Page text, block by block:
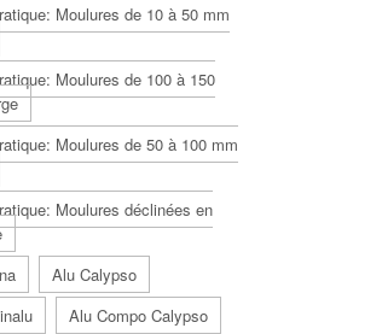
Moulures de 10 à 50 mm
Moulures de 100 à 150
Moulures de 50 à 100 mm
Moulures déclinées en
Alu Calypso
Alu Compo Calypso